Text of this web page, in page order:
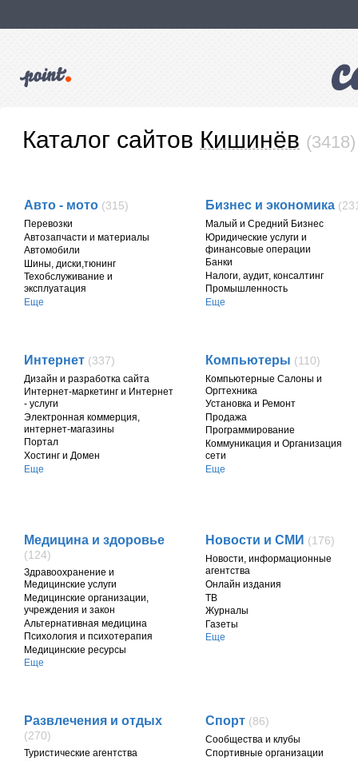
Каталог сайтов Кишинёв (3418)
Авто - мото (315)
Перевозки
Автозапчасти и материалы
Автомобили
Шины, диски,тюнинг
Техобслуживание и
эксплуатация
Еще
Бизнес и экономика
Малый и Средний Бизнес
Юридические услуги и
финансовые операции
Банки
Налоги, аудит, консалтинг
Промышленность
Еще
Интернет (337)
Дизайн и разработка сайта
Интернет-маркетинг и Интернет
- услуги
Электронная коммерция,
интернет-магазины
Портал
Хостинг и Домен
Еще
Компьютеры (110)
Компьютерные Салоны и
Оргтехника
Установка и Ремонт
Продажа
Программирование
Коммуникация и Организация
сети
Еще
Медицина и здоровье
(124)
Здравоохранение и
Медицинские услуги
Медицинские организации,
учреждения и закон
Альтернативная медицина
Психология и психотерапия
Медицинские ресурсы
Еще
Новости и СМИ (176)
Новости, информационные
агентства
Онлайн издания
ТВ
Журналы
Газеты
Еще
Развлечения и отдых
(270)
Туристические агентства
Спорт (86)
Cообщества и клубы
Спортивные организации